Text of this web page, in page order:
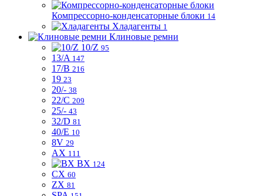
Компрессорно-конденсаторные блоки 14
Хладагенты 1
Клиновые ремни
10/Z 95
13/A 147
17/B 216
19 23
20/- 38
22/C 209
25/- 43
32/D 81
40/E 10
8V 29
AX 111
BX 124
CX 60
ZX 81